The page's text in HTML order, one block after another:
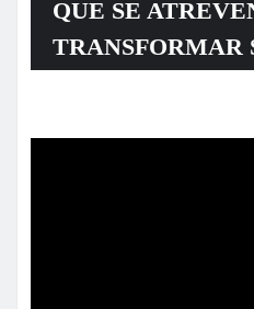
QUE SE
TRANSFORMAR